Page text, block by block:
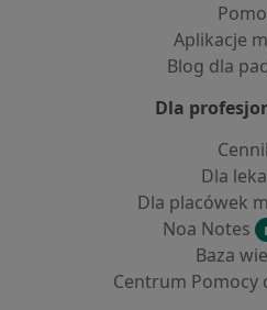
Aplikacje
Blog dla
Dla
Dla
Dla placówek
Noa Notes
Baza
Centrum Pomocy